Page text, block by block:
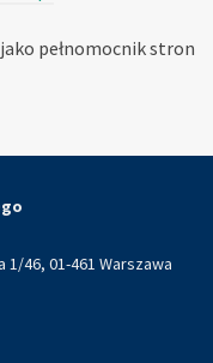
pełnomocnik stron
1/46, 01-461 Warszawa